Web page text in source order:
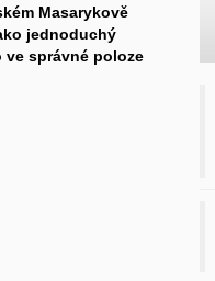
Masarykově
jednoduchý
ve správné poloze